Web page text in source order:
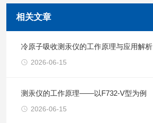
相关文章
冷原子吸收测汞仪的工作原理与应用解析
2026-06-15
测汞仪的工作原理——以F732-V型为例
2026-06-15